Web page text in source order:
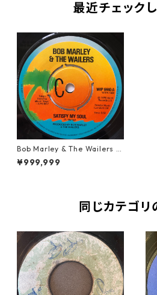
最近チェック
Bob Marley & The Wailers ‎-
Satisfy My Soul【7-20670】
¥999,999
同じカテゴリ